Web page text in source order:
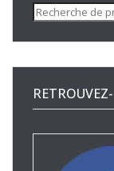
Recherche
pour :